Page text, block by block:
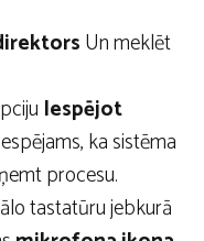
Un meklēt
Iespējot
ka sistēma
procesu.
tastatūru jebkurā